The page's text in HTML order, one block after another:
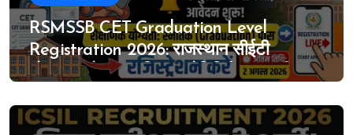
RSMSSB CET Graduation Level
Registration 2026: राजस्थान सीईटी
ग्रेजुएशन लेवल का विस्तृत नोटिफिकेशन जारी, 4